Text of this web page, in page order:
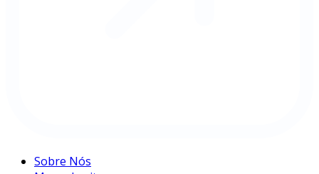
Sobre Nós